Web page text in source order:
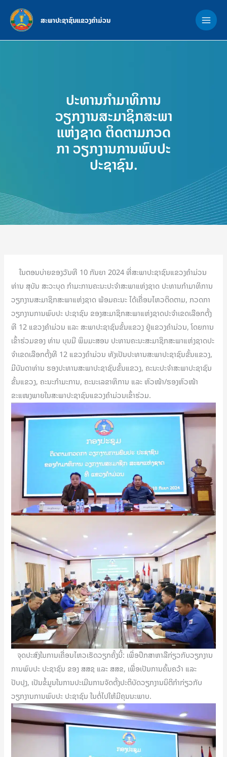
content
ສະພາປະຊາຊົນແຂວງຄຳມ່ວນ
ປະທານກຳມາທິການ
ວຽກງານສະມາຊິກສະພາ
ແຫ່ງຊາດ ຕິດຕາມກວດ
ກາ ວຽກງານການພົບປະ
ປະຊາຊົນ.
ໃນຕອນບ່າຍຂອງວັນທີ 10 ກັນຍາ 2024 ທີ່ສະພາປະຊາຊົນແຂວງຄໍາມ່ວນ
ທ່ານ ສຸບັນ ສະວະບຸດ ກຳມະການຄະນະປະຈໍາສະພາແຫ່ງຊາດ ປະທານກຳມາທິການ
ວຽກງານສະມາຊິກສະພາແຫ່ງຊາດ ພ້ອມຄະນະ ໄດ້ເຄື່ອນໄຫວຕິດຕາມ, ກວດກາ
ວຽກງານການພົບປະ ປະຊາຊົນ ຂອງສະມາຊິກສະພາແຫ່ງຊາດປະຈໍາເຂດເລືອກຕັ້ງ
ທີ 12 ແຂວງຄໍາມ່ວນ ແລະ ສະພາປະຊາຊົນຂັ້ນແຂວງ ຢູ່ແຂວງຄໍາມ່ວນ, ໂດຍການ
ເຂົ້າຮ່ວມຂອງ ທ່ານ ບຸນມີ ພິມມະສອນ ປະທານຄະນະສະມາຊິກສະພາແຫ່ງຊາດປະ
ຈໍາເຂດເລືອກຕັ້ງທີ 12 ແຂວງຄໍາມ່ວນ ທັງເປັນປະທານສະພາປະຊາຊົນຂັ້ນແຂວງ,
ມີບັນດາທ່ານ ຮອງປະທານສະພາປະຊາຊົນຂັ້ນແຂວງ, ຄະນະປະຈໍາສະພາປະຊາຊົນ
ຂັ້ນແຂວງ, ຄະນະກຳມະການ, ຄະນະເລຂາທິການ ແລະ ຫົວໜ້າ/ຮອງຫົວໜ້າ
ຂະແໜງພາຍໃນສະພາປະຊາຊົນແຂວງຄໍາມ່ວນເຂົ້າຮ່ວມ.
ຈຸດປະສົງໃນການເຄື່ອນໄຫວເຮັດວຽກຄັ້ງນີ້: ເພື່ອປຶກສາຫາລືກ່ຽວກັບວຽກງານ
ການພົບປະ ປະຊາຊົນ ຂອງ ສສຊ ແລະ ສສຂ, ເພື່ອເປັນການຄົ້ນຄວ້າ ແລະ
ປັບປຸງ, ເປັນຂໍ້ມູນໃນການປະເມີນການຈັດຕັ້ງປະຕິບັດວຽກງານນິຕິກຳກ່ຽວກັບ
ວຽກງານການພົບປະ ປະຊາຊົນ ໃນຕໍ່ໄປໃຫ້ມີຄຸນນະພາບ.